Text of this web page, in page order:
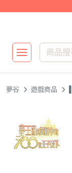
夢谷 遊戲商品